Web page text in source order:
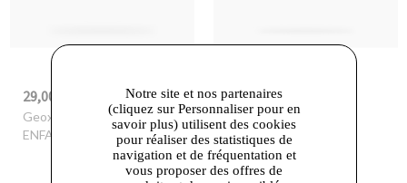
29,00 € 67,90 €
Geox
- J SANDAL KARLY
ENFANT
29,00 € -47%
Geox - B VERRED
Notre site et nos partenaires
(cliquez sur Personnaliser pour en
savoir plus) utilisent des cookies
pour réaliser des statistiques de
navigation et de fréquentation et
vous proposer des offres de